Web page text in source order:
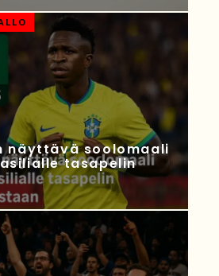
näyttävä soolomaali
tasapelin